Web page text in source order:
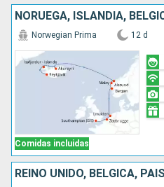
Comidas incluidas
Norwegian Prima 12 d